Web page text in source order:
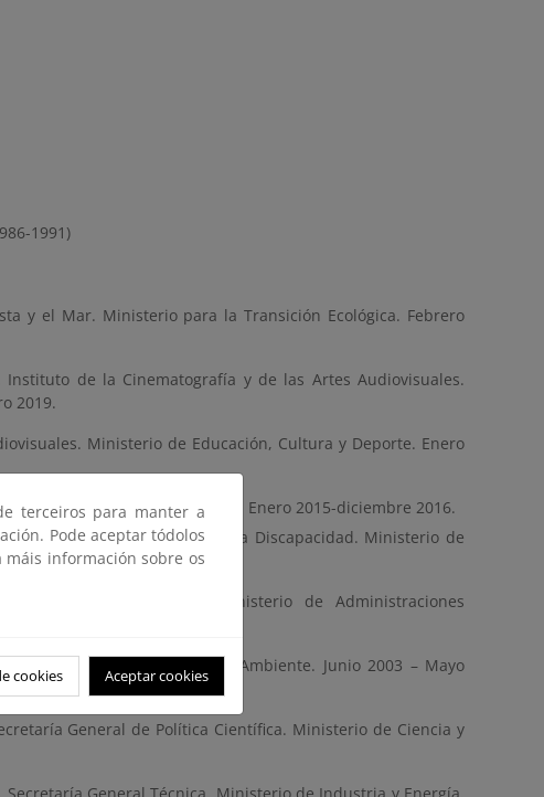
1991)
y el Mar. Ministerio para la Transición Ecológica. Febrero
de la Cinematografía y de las Artes Audiovisuales.
2019.
Ministerio de Educación, Cultura y Deporte. Enero
Economía y Competitividad. Enero 2015-diciembre 2016.
de Políticas de Apoyo a la Discapacidad. Ministerio de
2014.
General Técnica. Ministerio de Administraciones
Técnica. Ministerio de Medio Ambiente. Junio 2003 – Mayo
General de Política Científica. Ministerio de Ciencia y
terceiros para manter a
Pode aceptar tódolos
información sobre os
cookies Aceptar cookies